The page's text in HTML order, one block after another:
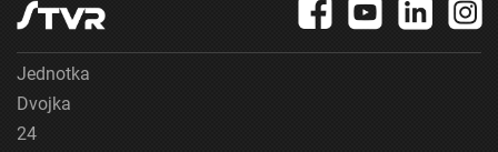
Jednotka
Dvojka
24